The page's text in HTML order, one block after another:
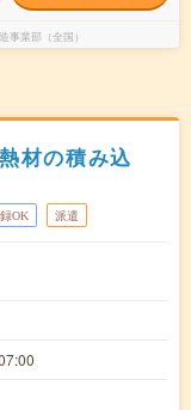
業部（全国）
材の積み込
OK 派遣